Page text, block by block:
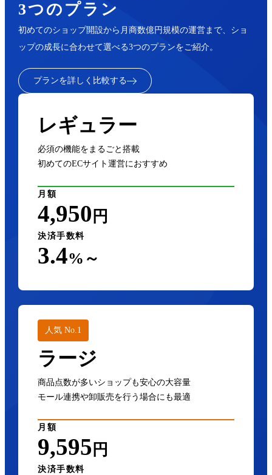
3つのプラン
初めてのショップ開設から月商数億円規模の運営まで、ショ
ップの成長に合わせて選べる3つのプランをご紹介。
プランを詳しく比較する
レギュラー
必須の機能をまるごと搭載
初めてのECサイト運営におすすめ
月額
4,950 円
決済手数料
3.4%～
人気 No.1
ラージ
商品点数が多いショップも安心の大容量
モール連携や卸販売を行う場合にも最適
月額
9,595 円
決済手数料